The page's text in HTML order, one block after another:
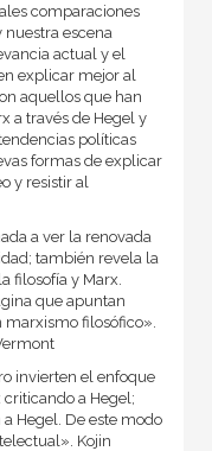
comparaciones
escena
actual y el
explicar mejor al
aquellos que han
a través de Hegel y
políticas
formas de explicar
y resistir al
a ver la renovada
también revela la
filosofía y Marx.
que apuntan
filosófico».
invierten el enfoque
a Hegel;
Hegel. De este modo
Kojin